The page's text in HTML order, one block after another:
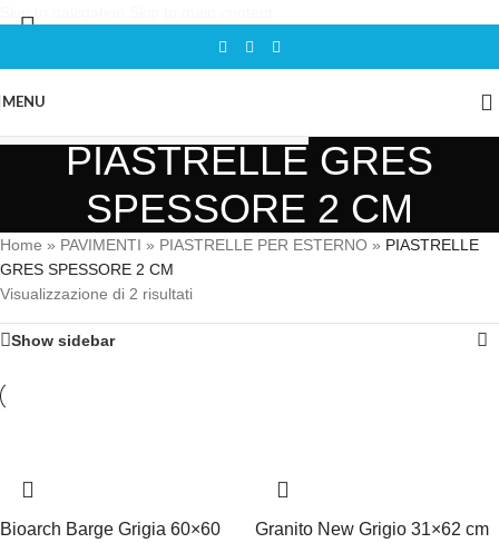
MENU
PIASTRELLE GRES
SPESSORE 2 CM
Home » PAVIMENTI » PIASTRELLE PER ESTERNO » PIASTRELLE
GRES SPESSORE 2 CM
Visualizzazione di 2 risultati
Show sidebar
Bioarch Barge Grigia 60×60
Granito New Grigio 31×62 cm